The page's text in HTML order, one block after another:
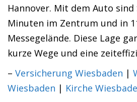
Hannover. Mit dem Auto sind
Minuten im Zentrum und in
Messegelände. Diese Lage
kurze Wege und eine
– Versicherung Wiesbaden |
Wiesbaden | Kirche